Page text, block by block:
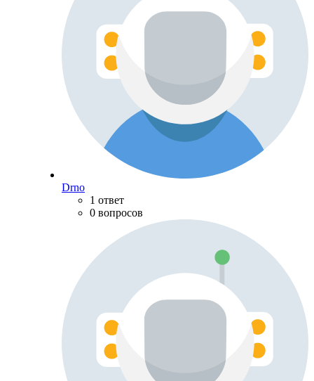
Drno
1 ответ
0 вопросов